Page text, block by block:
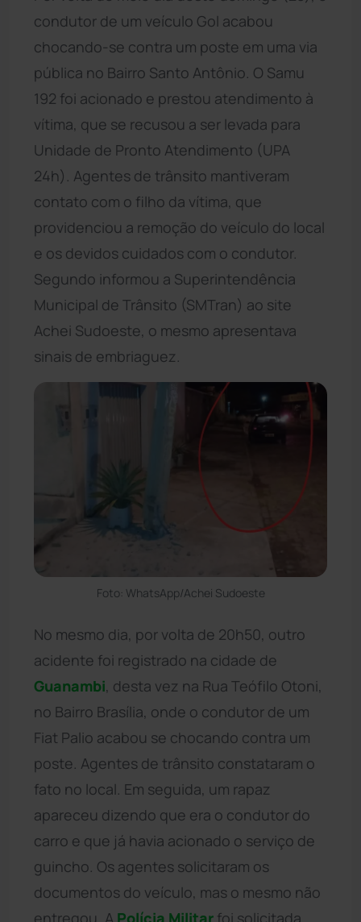
condutor de um veículo Gol acabou
chocando-se contra um poste em uma via
pública no Bairro Santo Antônio. O Samu
192 foi acionado e prestou atendimento à
vítima, que se recusou a ser levada para
Unidade de Pronto Atendimento (UPA
24h). Agentes de trânsito mantiveram
contato com o filho da vítima, que
providenciou a remoção do veículo do local
e os devidos cuidados com o condutor.
Segundo informou a Superintendência
Municipal de Trânsito (SMTran) ao site
Achei Sudoeste, o mesmo apresentava
sinais de embriaguez.
Foto: WhatsApp/Achei Sudoeste
No mesmo dia, por volta de 20h50, outro
acidente foi registrado na cidade de
Guanambi, desta vez na Rua Teófilo Otoni,
no Bairro Brasília, onde o condutor de um
Fiat Palio acabou se chocando contra um
poste. Agentes de trânsito constataram o
fato no local. Em seguida, um rapaz
apareceu dizendo que era o condutor do
carro e que já havia acionado o serviço de
guincho. Os agentes solicitaram os
documentos do veículo, mas o mesmo não